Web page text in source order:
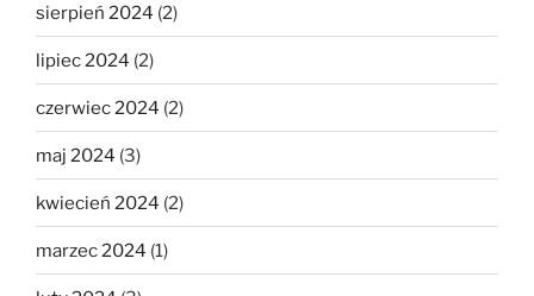
sierpień 2024 (2)
lipiec 2024 (2)
czerwiec 2024 (2)
maj 2024 (3)
kwiecień 2024 (2)
marzec 2024 (1)